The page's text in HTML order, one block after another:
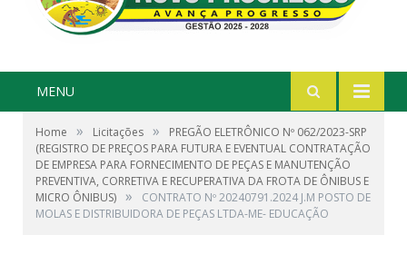
MENU
Home » Licitações »
PREGÃO ELETRÔNICO Nº 062/2023-SRP
(REGISTRO DE PREÇOS PARA FUTURA E EVENTUAL CONTRATAÇÃO
DE EMPRESA PARA FORNECIMENTO DE PEÇAS E MANUTENÇÃO
PREVENTIVA, CORRETIVA E RECUPERATIVA DA FROTA DE ÔNIBUS E
MICRO ÔNIBUS) »
CONTRATO Nº 20240791.2024 J.M POSTO DE
MOLAS E DISTRIBUIDORA DE PEÇAS LTDA-ME- EDUCAÇÃO